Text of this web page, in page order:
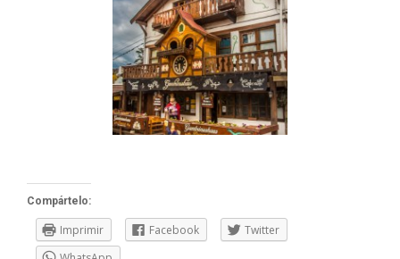
Compártelo:
Imprimir Facebook
Twitter